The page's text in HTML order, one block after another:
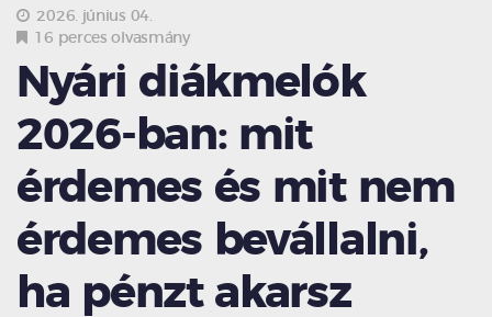
2026. június 04.
16 perces olvasmány
Nyári diákmelók
2026-ban: mit
érdemes és mit nem
érdemes bevállalni,
ha pénzt akarsz